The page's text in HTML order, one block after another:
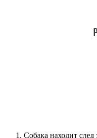
Собака находит след